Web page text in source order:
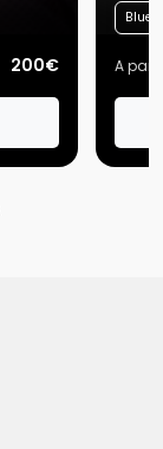
200€
Blues
A